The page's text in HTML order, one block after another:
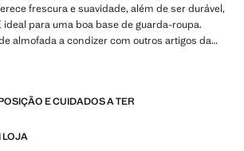
frescura e suavidade, além de ser durável,
ideal para uma boa base de guarda-roupa.
almofada a condizer com outros artigos da
E CUIDADOS A TER
LOJA